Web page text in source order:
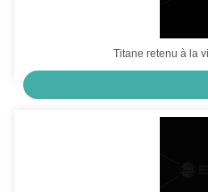
Titane retenu à la